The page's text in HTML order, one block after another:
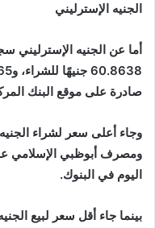
الجنيه الإسترليني
أما عن الجنيه الإسترليني
صادرة على موقع البنك
وجاء أعلى سعر لشراء
اليوم في البنوك.
بينما جاء أقل سعر لبيع